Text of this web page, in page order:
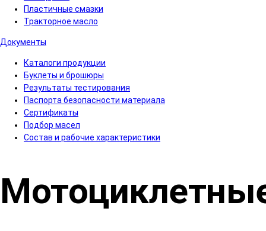
Пластичные смазки
Тракторное масло
Документы
Каталоги продукции
Буклеты и брошюры
Результаты тестирования
Паспорта безопасности материала
Сертификаты
Подбор масел
Состав и рабочие характеристики